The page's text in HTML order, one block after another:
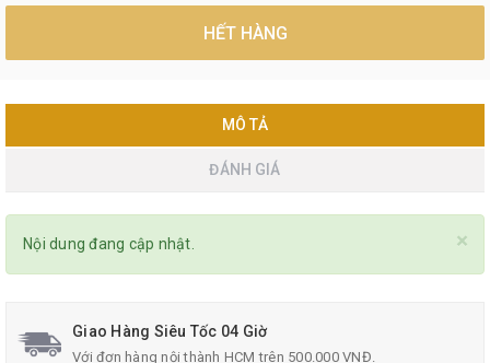
HẾT HÀNG
MÔ TẢ
ĐÁNH GIÁ
×
Nội dung đang cập nhật.
Giao Hàng Siêu Tốc 04 Giờ
Với đơn hàng nội thành HCM trên 500.000 VNĐ.